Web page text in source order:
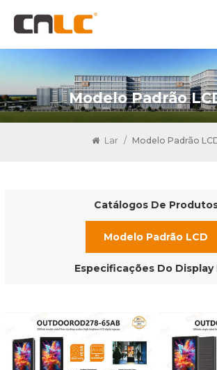
Modelo Padrão
Lar / Modelo Padrão
Catálogos De
Modelo Padrão LCD
Especificações Do Display